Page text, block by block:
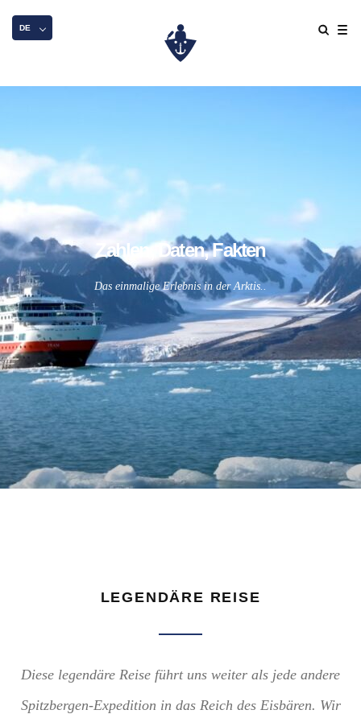
DE
Zahlen, Daten, Fakten
Das einmalige Erlebnis in der Arktis..
LEGENDÄRE REISE
Diese legendäre Reise führt uns weiter als jede andere
Spitzbergen-Expedition in das Reich des Eisbären. Wir